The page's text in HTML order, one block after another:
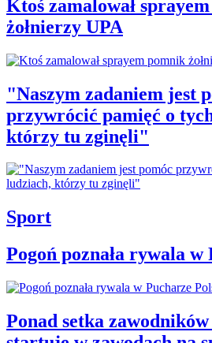
Ktoś zamalował
żołnierzy UPA
"Naszym zadaniem jest
przywrócić pamięć o
którzy tu zginęli"
Sport
Pogoń poznała rywala
Ponad setka zawodników